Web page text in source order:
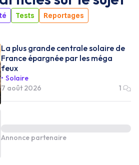
Tests Reportages
La plus grande centrale solaire de
France épargnée par les méga
feux
Solaire
7 août 2026
1
Annonce partenaire